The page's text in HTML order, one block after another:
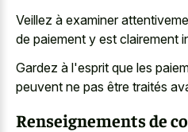
Veillez à examiner
de paiement y est clairement
Gardez à l'esprit que les
peuvent ne pas être traités
Renseignements de